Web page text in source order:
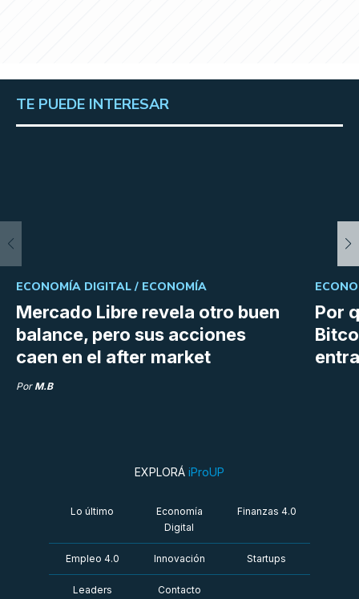
TE PUEDE INTERESAR
Mercado Libre revela otro buen
balance, pero sus acciones
caen en el after market
ECONOMÍA DIGITAL / ECONOMÍA
Por M.B
Por
EXPLORÁ iProUP
Lo último
Economía
Digital
Finanzas 4.0
Empleo 4.0 Innovación Startups
Leaders Contacto